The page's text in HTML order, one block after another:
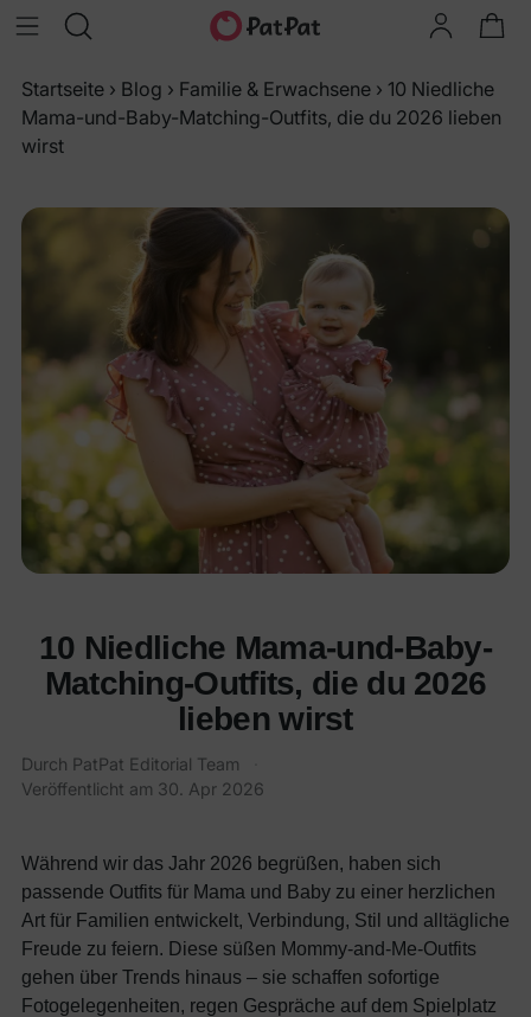
Startseite › Blog › Familie & Erwachsene › 10 Niedliche
Mama-und-Baby-Matching-Outfits, die du 2026 lieben
wirst
10 Niedliche Mama-und-Baby-
Matching-Outfits, die du 2026
lieben wirst
Durch PatPat Editorial Team
Veröffentlicht am 30. Apr 2026
Während wir das Jahr 2026 begrüßen, haben sich
passende Outfits für Mama und Baby zu einer herzlichen
Art für Familien entwickelt, Verbindung, Stil und alltägliche
Freude zu feiern. Diese süßen Mommy-and-Me-Outfits
gehen über Trends hinaus – sie schaffen sofortige
Fotogelegenheiten, regen Gespräche auf dem Spielplatz